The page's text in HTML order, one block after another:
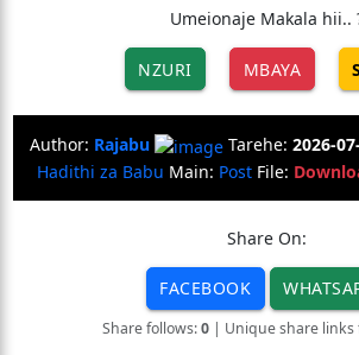
Umeionaje Makala hii..
NZURI MBAYA
Author: Rajabu Tarehe: 2026-
Hadithi za Babu Main: PostFile:
Share On:
FACEBOOK
Share follows:0| Unique share links